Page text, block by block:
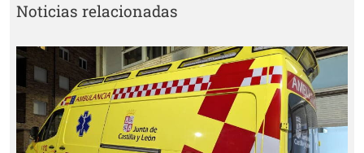
Noticias relacionadas